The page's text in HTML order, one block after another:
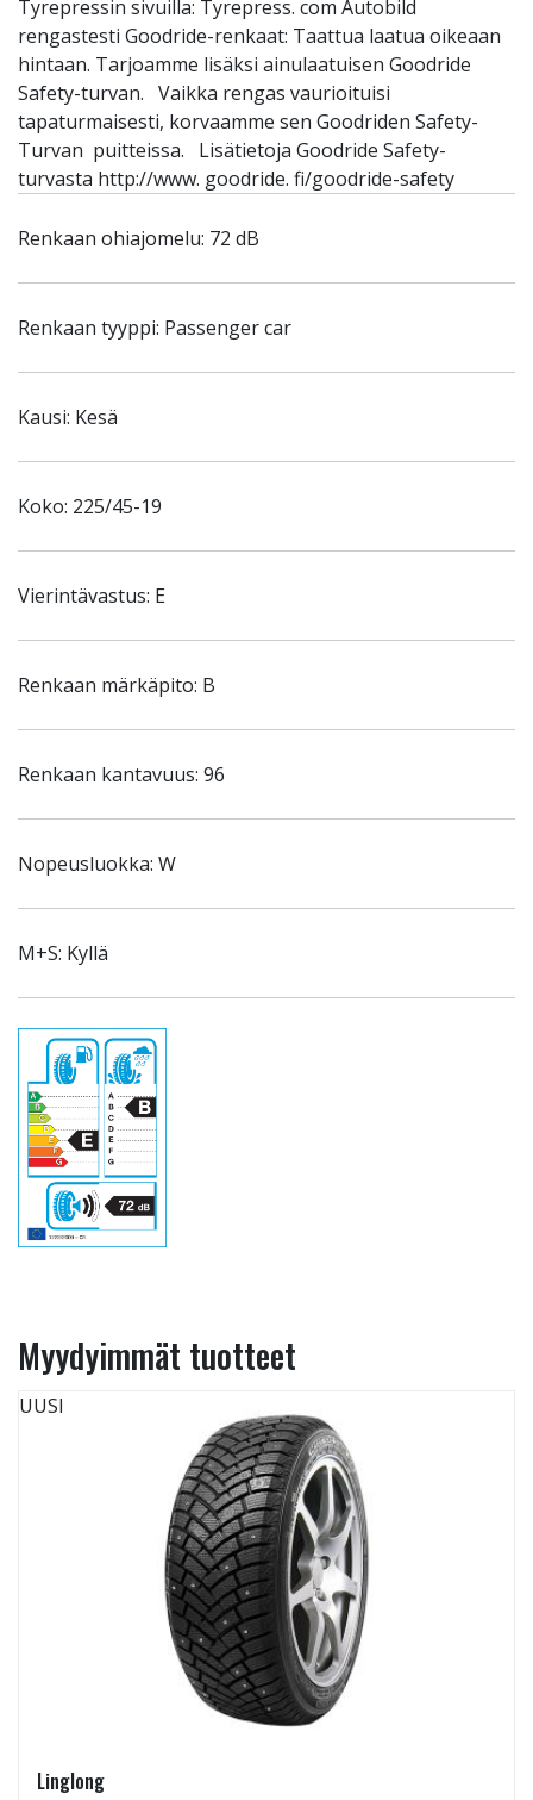
Tyrepressin sivuilla: Tyrepress. com Autobild
rengastesti Goodride-renkaat: Taattua laatua oikeaan
hintaan. Tarjoamme lisäksi ainulaatuisen Goodride
Safety-turvan. Vaikka rengas vaurioituisi
tapaturmaisesti, korvaamme sen Goodriden Safety-
Turvan puitteissa. Lisätietoja Goodride Safety-
turvasta http://www. goodride. fi/goodride-safety
Renkaan ohiajomelu: 72 dB
Renkaan tyyppi: Passenger car
Kausi: Kesä
Koko: 225/45-19
Vierintävastus: E
Renkaan märkäpito: B
Renkaan kantavuus: 96
Nopeusluokka: W
M+S: Kyllä
Myydyimmät tuotteet
UUSI
Linglong